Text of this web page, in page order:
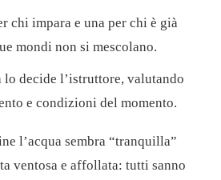
chi impara e una per chi è già
mondi non si mescolano.
lo decide l’istruttore, valutando
e condizioni del momento.
l’acqua sembra “tranquilla”
ventosa e affollata: tutti sanno